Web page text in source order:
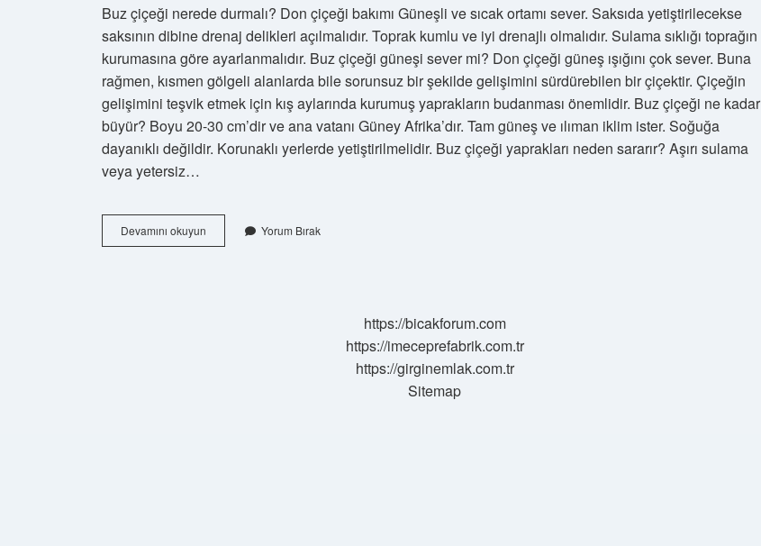
Buz çiçeği nerede durmalı? Don çiçeği bakımı Güneşli ve sıcak ortamı sever. Saksıda yetiştirilecekse
saksının dibine drenaj delikleri açılmalıdır. Toprak kumlu ve iyi drenajlı olmalıdır. Sulama sıklığı toprağın
kurumasına göre ayarlanmalıdır. Buz çiçeği güneşi sever mi? Don çiçeği güneş ışığını çok sever. Buna
rağmen, kısmen gölgeli alanlarda bile sorunsuz bir şekilde gelişimini sürdürebilen bir çiçektir. Çiçeğin
gelişimini teşvik etmek için kış aylarında kurumuş yaprakların budanması önemlidir. Buz çiçeği ne kadar
büyür? Boyu 20-30 cm’dir ve ana vatanı Güney Afrika’dır. Tam güneş ve ılıman iklim ister. Soğuğa
dayanıklı değildir. Korunaklı yerlerde yetiştirilmelidir. Buz çiçeği yaprakları neden sararır? Aşırı sulama
veya yetersiz…
Devamını okuyun
Çiçeği
Yorum Bırak
https://bicakforum.com
https://imeceprefabrik.com.tr
https://girginemlak.com.tr
Sitemap